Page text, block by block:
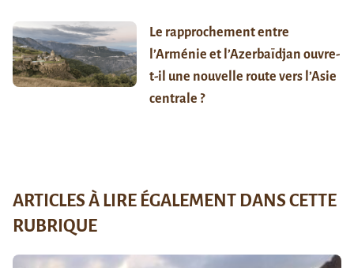
Le rapprochement entre
l’Arménie et l’Azerbaïdjan ouvre-
t-il une nouvelle route vers l’Asie
centrale ?
ARTICLES À LIRE ÉGALEMENT DANS CETTE
RUBRIQUE